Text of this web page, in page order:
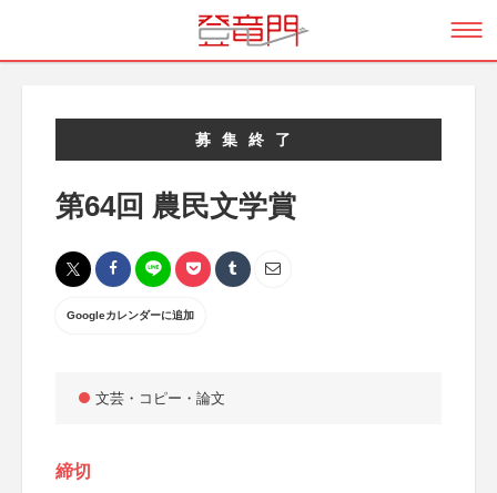
募集終了
第64回 農民文学賞
Googleカレンダーに追加
文芸・コピー・論文
締切